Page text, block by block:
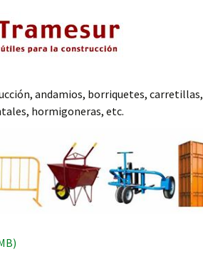
andamios, borriquetes, carretillas,
hormigoneras, etc.